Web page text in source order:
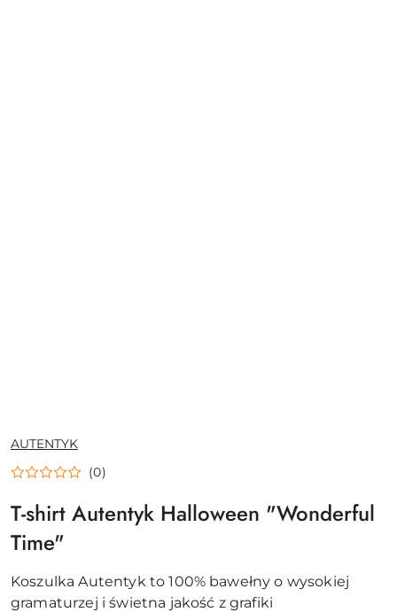
NAZWA
PRODUCENTA:
AUTENTYK
(0)
T-shirt Autentyk Halloween "Wonderful
Time"
Koszulka Autentyk to 100% bawełny o wysokiej
gramaturzej i świetna jakość z grafiki